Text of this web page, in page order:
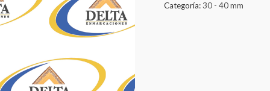
Categoría:30 - 40 mm